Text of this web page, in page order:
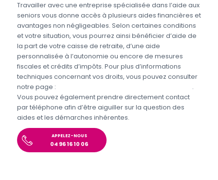
Travailler avec une entreprise spécialisée dans l’aide aux
seniors vous donne accès à plusieurs aides financières et
avantages non négligeables. Selon certaines conditions
et votre situation, vous pourrez ainsi bénéficier d’aide de
la part de votre caisse de retraite, d’une aide
personnalisée à l’autonomie ou encore de mesures
fiscales et crédits d’impôts. Pour plus d’informations
techniques concernant vos droits, vous pouvez consulter
notre page :
.
Vous pouvez également prendre directement contact
par téléphone afin d’être aiguiller sur la question des
aides et les démarches inhérentes.
APPELEZ-NOUS
04 96 16 10 06